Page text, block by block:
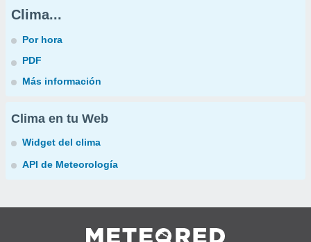
Clima...
Por hora
PDF
Más información
Clima en tu Web
Widget del clima
API de Meteorología